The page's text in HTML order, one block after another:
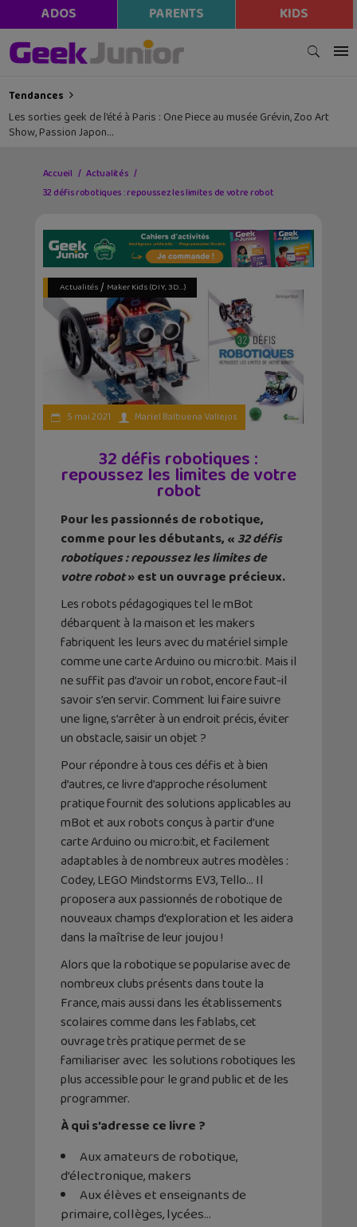
ADOS PARENTS KIDS
Tendances
Les sorties geek de l’été à Paris : One Piece au musée Grévin, Zoo Art
Show, Passion Japon…
Accueil
Actualités
32 défis robotiques : repoussez les limites de votre robot
Actualités/ Maker Kids (DIY, 3D...)
5 mai 2021 Mariel Balbuena Vallejos
32 défis robotiques :
repoussez les limites de votre
robot
Pour les passionnés de robotique,
comme pour les débutants, « 32 défis
robotiques : repoussez les limites de
votre robot» est un ouvrage précieux.
Les robots pédagogiques tel le mBot
débarquent à la maison et les makers
fabriquent les leurs avec du matériel simple
comme une carte Arduino ou micro:bit. Mais il
ne suffit pas d’avoir un robot, encore faut-il
savoir s’en servir. Comment lui faire suivre
une ligne, s’arrêter à un endroit précis, éviter
un obstacle, saisir un objet ?
Pour répondre à tous ces défis et à bien
d’autres, ce livre d’approche résolument
pratique fournit des solutions applicables au
mBot et aux robots conçus à partir d’une
carte Arduino ou micro:bit, et facilement
adaptables à de nombreux autres modèles :
Codey, LEGO Mindstorms EV3, Tello… Il
proposera aux passionnés de robotique de
nouveaux champs d’exploration et les aidera
dans la maîtrise de leur joujou !
Alors que la robotique se popularise avec de
nombreux clubs présents dans toute la
France, mais aussi dans les établissements
scolaires comme dans les fablabs, cet
ouvrage très pratique permet de se
familiariser avec les solutions robotiques les
plus accessible pour le grand public et de les
programmer.
À qui s’adresse ce livre ?
Aux amateurs de robotique,
d’électronique, makers
Aux élèves et enseignants de
primaire, collèges, lycées…